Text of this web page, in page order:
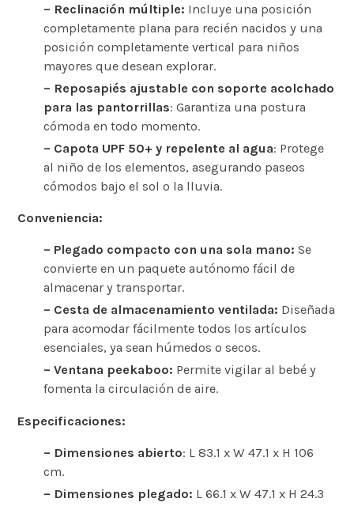
– Reclinación múltiple: Incluye una posición
completamente plana para recién nacidos y una
posición completamente vertical para niños
mayores que desean explorar. ​
– Reposapiés ajustable con soporte acolchado
para las pantorrillas: Garantiza una postura
cómoda en todo momento. ​
– Capota UPF 50+ y repelente al agua: Protege
al niño de los elementos, asegurando paseos
cómodos bajo el sol o la lluvia. ​
Conveniencia:
– Plegado compacto con una sola mano: Se
convierte en un paquete autónomo fácil de
almacenar y transportar. ​
– Cesta de almacenamiento ventilada: Diseñada
para acomodar fácilmente todos los artículos
esenciales, ya sean húmedos o secos.
– Ventana peekaboo: Permite vigilar al bebé y
fomenta la circulación de aire. ​
Especificaciones:
– Dimensiones abierto: L 83.1 x W 47.1 x H 106
cm. ​
– Dimensiones plegado: L 66.1 x W 47.1 x H 24.3